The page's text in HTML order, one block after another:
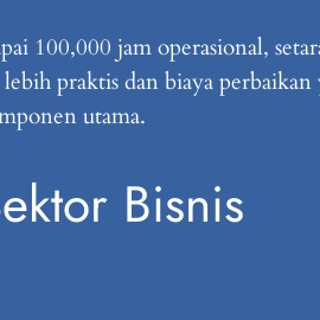
100,000 jam operasional,
praktis dan biaya
utama.
Bisnis